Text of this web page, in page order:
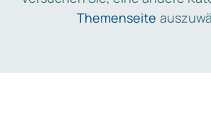
Themenseite